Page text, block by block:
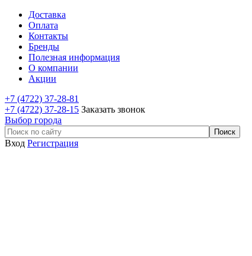
Доставка
Оплата
Контакты
Бренды
Полезная информация
О компании
Акции
+7 (4722) 37-28-81
+7 (4722) 37-28-15 Заказать звонок
Выбор города
Вход Регистрация